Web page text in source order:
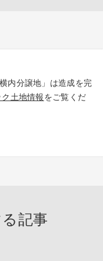
内分譲地」は造成を完
土地情報をご覧くだ
記事